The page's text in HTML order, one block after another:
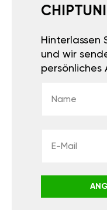
Hinterlassen
und wir
persönliches